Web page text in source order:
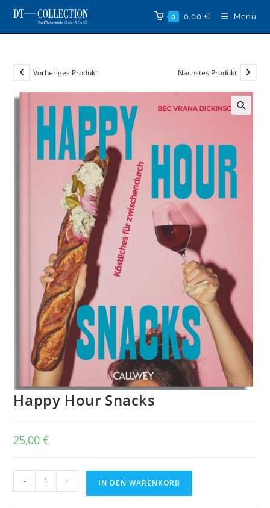
Zum
Inhalt
springen
0 0,00 € Menü
Vorheriges Produkt Nächstes Produkt
Happy Hour Snacks
25,00€
Hour
- + IN DEN WARENKORB